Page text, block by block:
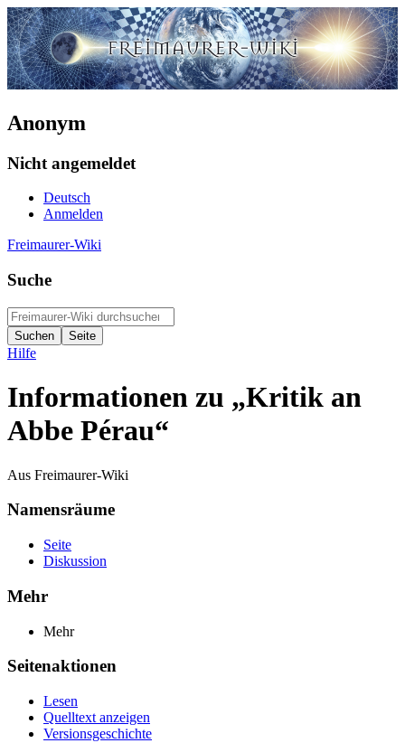
Anonym
Nicht angemeldet
Deutsch
Anmelden
Freimaurer-Wiki
Suche
Hilfe
Informationen zu „Kritik an
Abbe Pérau“
Aus Freimaurer-Wiki
Namensräume
Seite
Diskussion
Mehr
Mehr
Seitenaktionen
Lesen
Quelltext anzeigen
Versionsgeschichte